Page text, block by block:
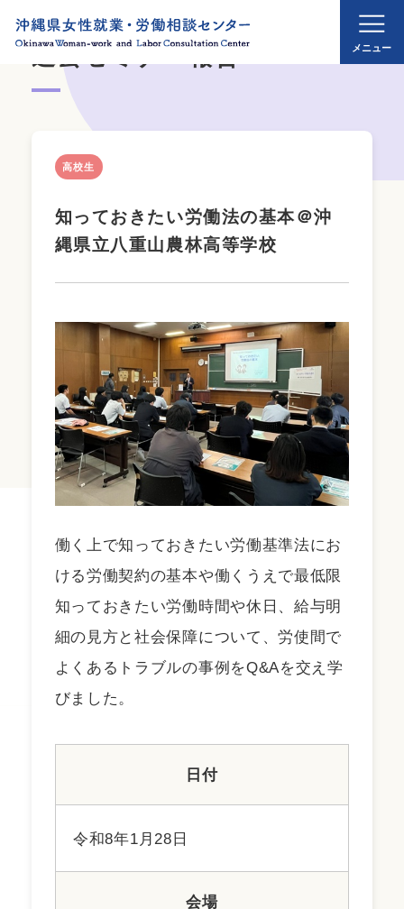
過去セミナー報告
高校生
知っておきたい労働法の基本＠沖
縄県立八重山農林高等学校
働く上で知っておきたい労働基準法にお
ける労働契約の基本や働くうえで最低限
知っておきたい労働時間や休日、給与明
細の見方と社会保障について、労使間で
よくあるトラブルの事例をQ&Aを交え学
びました。
日付
令和8年1月28日
会場